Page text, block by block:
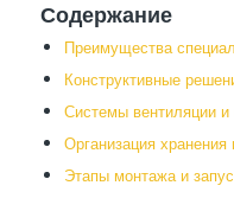
Содержание
Преимущества
Конструктивные
Системы вентиляции и
Организация хранения
Этапы монтажа и